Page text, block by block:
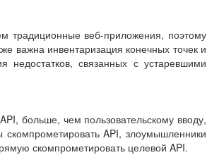
традиционные веб-приложения, поэтому
важна инвентаризация конечных точек и
недостатков, связанных с устаревшими
больше, чем пользовательскому вводу,
API, злоумышленники
скомпрометировать целевой API.